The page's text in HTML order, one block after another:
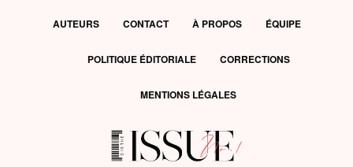
AUTEURS CONTACT À PROPOS ÉQUIPE
POLITIQUE ÉDITORIALE CORRECTIONS
MENTIONS LÉGALES